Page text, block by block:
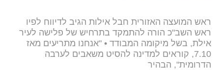
ראש המועצה האזורית חבל אילות הגיב לדיווח לפיו
ראש השב"כ הורה להתמקד בתרחיש של פלישה לעיר
אילת, בשל מיקומה המבודד • "אנחנו מתריעים מאז
7.10, קוראים למדינה להסיט משאבים לערבה
הדרומית", הבהיר